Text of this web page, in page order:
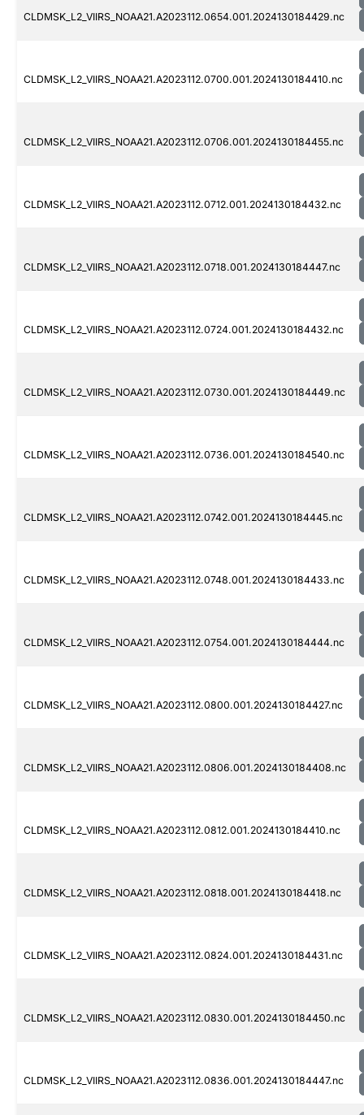
CLDMSK_L2_VIIRS_NOAA21.A2023112.0654.001.2024130184429.nc
CLDMSK_L2_VIIRS_NOAA21.A2023112.0700.001.2024130184410.nc
CLDMSK_L2_VIIRS_NOAA21.A2023112.0706.001.2024130184455.nc
CLDMSK_L2_VIIRS_NOAA21.A2023112.0712.001.2024130184432.nc
CLDMSK_L2_VIIRS_NOAA21.A2023112.0718.001.2024130184447.nc
CLDMSK_L2_VIIRS_NOAA21.A2023112.0724.001.2024130184432.nc
CLDMSK_L2_VIIRS_NOAA21.A2023112.0730.001.2024130184449.nc
CLDMSK_L2_VIIRS_NOAA21.A2023112.0736.001.2024130184540.nc
CLDMSK_L2_VIIRS_NOAA21.A2023112.0742.001.2024130184445.nc
CLDMSK_L2_VIIRS_NOAA21.A2023112.0748.001.2024130184433.nc
CLDMSK_L2_VIIRS_NOAA21.A2023112.0754.001.2024130184444.nc
CLDMSK_L2_VIIRS_NOAA21.A2023112.0800.001.2024130184427.nc
CLDMSK_L2_VIIRS_NOAA21.A2023112.0806.001.2024130184408.nc
CLDMSK_L2_VIIRS_NOAA21.A2023112.0812.001.2024130184410.nc
CLDMSK_L2_VIIRS_NOAA21.A2023112.0818.001.2024130184418.nc
CLDMSK_L2_VIIRS_NOAA21.A2023112.0824.001.2024130184431.nc
CLDMSK_L2_VIIRS_NOAA21.A2023112.0830.001.2024130184450.nc
CLDMSK_L2_VIIRS_NOAA21.A2023112.0836.001.2024130184447.nc